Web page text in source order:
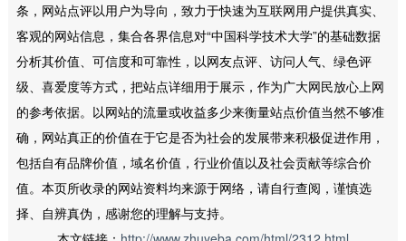
条，网站点评以用户为导向，致力于快速为互联网用户提供真实、
客观的网站信息，集合各界信息对“中国科学技术大学”的基础数据
分析其价值、可信度和可靠性，以网友点评、访问人气、绿色评
级、喜爱度等方式，把站点详细用于展示，作为广大网民放心上网
的参考依据。以网站的流量或收益多少来衡量站点价值当然不够准
确，网站真正的价值在于它是否为社会的发展带来积极促进作用，
包括自有品牌价值，域名价值，行业价值以及社会贡献等综合价
值。本页所收录的网站资料均来源于网络，请自行查阅，谨慎选
择、自辨真伪，感谢您的理解与支持。